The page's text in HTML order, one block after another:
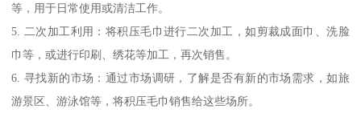
等，用于日常使用或清洁工作。
5. 二次加工利用：将积压毛巾进行二次加工，如剪裁成面巾、洗脸
巾等，或进行印刷、绣花等加工，再次销售。
6. 寻找新的市场：通过市场调研，了解是否有新的市场需求，如旅
游景区、游泳馆等，将积压毛巾销售给这些场所。